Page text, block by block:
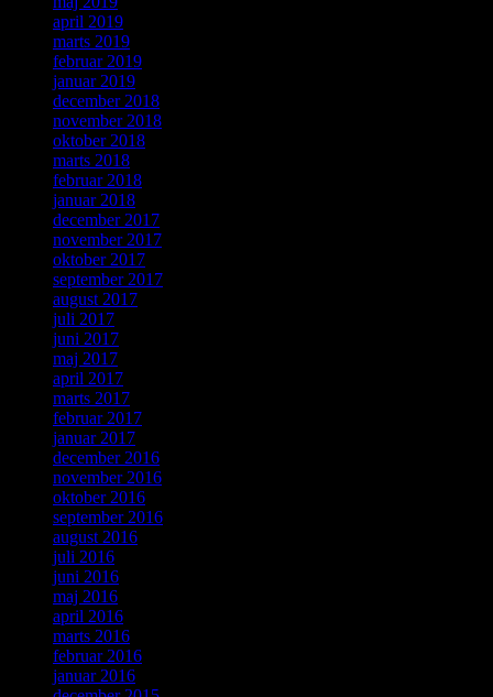
april 2019
marts 2019
februar 2019
januar 2019
december 2018
november 2018
oktober 2018
marts 2018
februar 2018
januar 2018
december 2017
november 2017
oktober 2017
september 2017
august 2017
juli 2017
juni 2017
maj 2017
april 2017
marts 2017
februar 2017
januar 2017
december 2016
november 2016
oktober 2016
september 2016
august 2016
juli 2016
juni 2016
maj 2016
april 2016
marts 2016
februar 2016
januar 2016